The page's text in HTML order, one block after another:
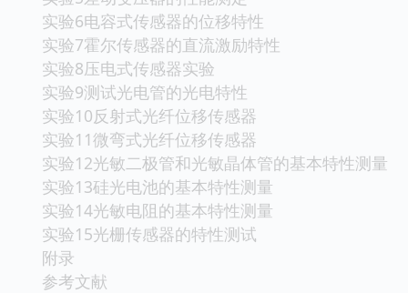
实验6电容式传感器的位移特性
实验7霍尔传感器的直流激励特性
实验8压电式传感器实验
实验9测试光电管的光电特性
实验10反射式光纤位移传感器
实验11微弯式光纤位移传感器
实验12光敏二极管和光敏晶体管的基本特性测量
实验13硅光电池的基本特性测量
实验14光敏电阻的基本特性测量
实验15光栅传感器的特性测试
附录
参考文献